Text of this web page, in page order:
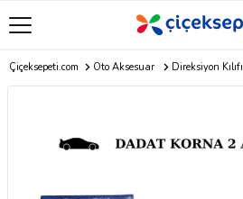
Çiçeksepeti.com Oto Aksesuar Direksiyon Kılıfı